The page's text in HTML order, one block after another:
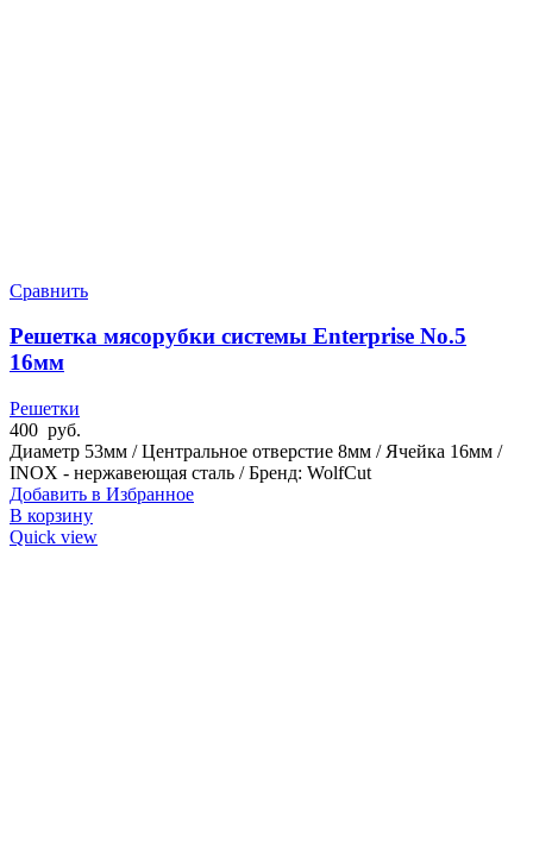
Сравнить
Решетка мясорубки системы Enterprise No.5
16мм
Решетки
400 руб.
Диаметр 53мм / Центральное отверстие 8мм / Ячейка 16мм /
INOX - нержавеющая сталь / Бренд: WolfCut
Добавить в Избранное
В корзину
Quick view